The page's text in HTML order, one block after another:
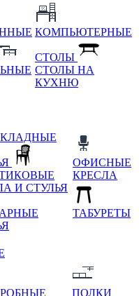
КОМПЬЮТЕРНЫЕ
СТОЛЫ
СТОЛЫ НА
КУХНЮ
И СТУЛЬЯ
ОФИСНЫЕ
КРЕСЛА
ТАБУРЕТЫ
ПОЛКИ